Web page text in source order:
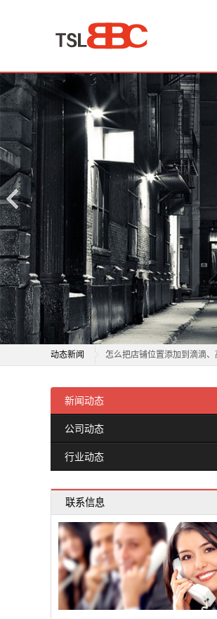
动态新闻
如何在高德、腾讯地图添加店
怎么把店铺位置添加到滴滴、
百亿补贴店铺被曝卖假迪卡
商家指控京东干扰正常售价
南海一店铺恶意差评“黑”对手
百亿补贴店铺被曝卖假迪卡
刚开的店铺在地图上搜索不
在地图上怎样添加店铺位置
慈利县杨柳铺乡：整治马路
南海一店铺恶意差评“黑”对手
新闻动态
公司动态
行业动态
联系信息
产
品
心
化
工
原
料
环
保